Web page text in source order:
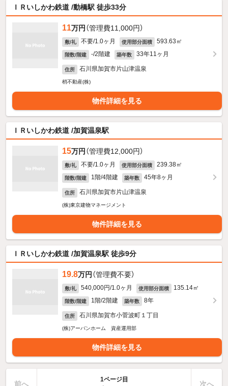
ＩＲいしかわ鉄道 /動橋駅 徒歩33分
11万円 （管理費11,000円）
敷/礼 不要/1.0ヶ月 使用部分面積 593.63㎡
階数/階建 -/2階建 築年数 33年11ヶ月
住所 石川県加賀市片山津温泉
梢不動産(株)
物件詳細を見る
ＩＲいしかわ鉄道 /加賀温泉駅
15万円 （管理費12,000円）
敷/礼 不要/1.0ヶ月 使用部分面積 239.38㎡
階数/階建 1階/4階建 築年数 45年8ヶ月
住所 石川県加賀市片山津温泉
(株)東京建物マネージメント
物件詳細を見る
ＩＲいしかわ鉄道 /加賀温泉駅 徒歩9分
19.8万円 （管理費不要）
敷/礼 540,000円/1.0ヶ月 使用部分面積 135.14㎡
階数/階建 1階/2階建 築年数 8年
住所 石川県加賀市小菅波町１丁目
(株)アーバンホーム 資産運用部
物件詳細を見る
前へ
1ページ目
次へ